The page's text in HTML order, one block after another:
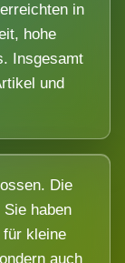
in
hohe
Insgesamt
und
Die
haben
kleine
auch